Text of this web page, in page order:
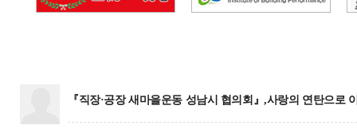
『직장·공장 새마을운동 성남시 협의회』,사랑의 연탄으로